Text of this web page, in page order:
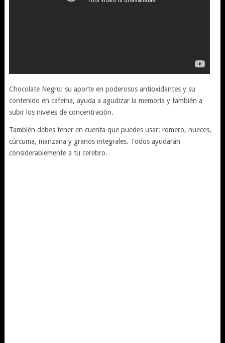
Chocolate Negro: su aporte en poderosos antioxidantes y su
contenido en cafeína, ayuda a agudizar la memoria y también a
subir los niveles de concentración.
También debes tener en cuenta que puedes usar: romero, nueces,
cúrcuma, manzana y granos integrales. Todos ayudarán
considerablemente a tu cerebro.